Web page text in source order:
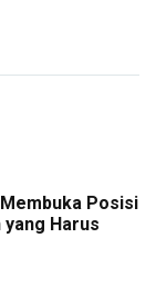
Posisi
Harus